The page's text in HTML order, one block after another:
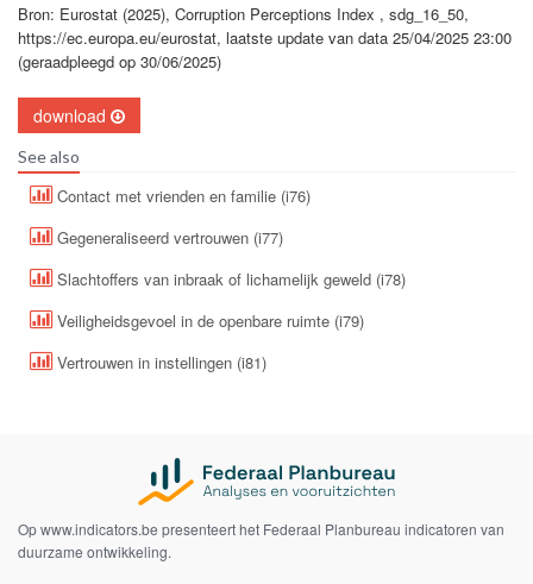
Bron: Eurostat (2025), Corruption Perceptions Index , sdg_16_50,
https://ec.europa.eu/eurostat, laatste update van data 25/04/2025 23:00
(geraadpleegd op 30/06/2025)
download
See also
Contact met vrienden en familie (i76)
Gegeneraliseerd vertrouwen (i77)
Slachtoffers van inbraak of lichamelijk geweld (i78)
Veiligheidsgevoel in de openbare ruimte (i79)
Vertrouwen in instellingen (i81)
Op www.indicators.be presenteert het Federaal Planbureau indicatoren van
duurzame ontwikkeling.